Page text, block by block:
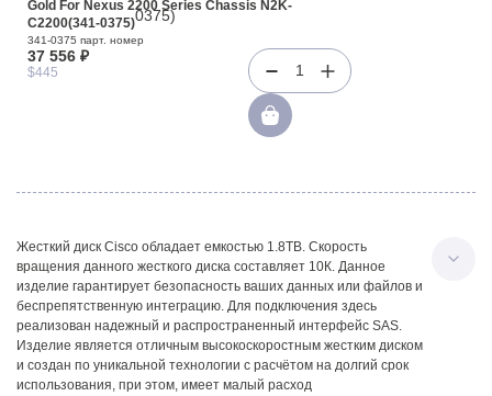
Gold For Nexus 2200 Series Chassis N2K-
C2200(341-0375)
341-0375 парт. номер
37 556 ₽
$445 1
Жесткий диск Cisco обладает емкостью 1.8TB. Скорость
вращения данного жесткого диска составляет 10К. Данное
изделие гарантирует безопасность ваших данных или файлов и
беспрепятственную интеграцию. Для подключения здесь
реализован надежный и распространенный интерфейс SAS.
Изделие является отличным высокоскоростным жестким диском
и создан по уникальной технологии с расчётом на долгий срок
использования, при этом, имеет малый расход